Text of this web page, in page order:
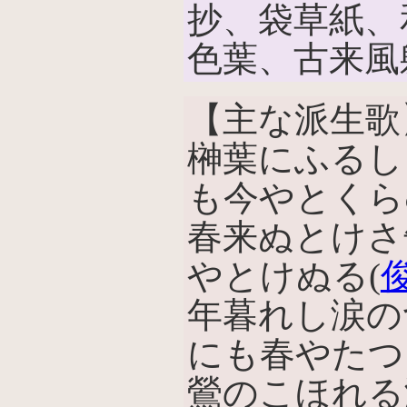
抄、袋草紙
色葉、古来
【主な派生
榊葉にふる
も今やとく
春来ぬとけ
やとけぬる(
年暮れし涙
にも春やた
鶯のこほれ